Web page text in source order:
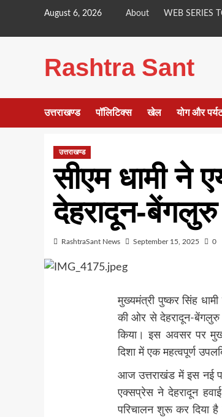
content
August 6, 2026 About WEB SERIES
Rashtra Sant
उत्तराखण्ड पॉलिटिक्स खेल योग और
उत्तराखण्ड
सीएम धामी ने
देहरादून-बेंगलुरु
RashtraSant News September 15, 2025 0
मुख्यमंत्री पुष्कर सिंह
की ओर से देहरादून-बेंगलुरु
किया। इस अवसर पर
दिशा में एक महत्वपूर्ण
आज उत्तराखंड में इस नई
एक्सप्रेस ने देहरादून
परिचालन शुरू कर दिया